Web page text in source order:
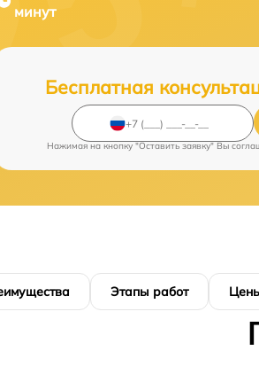
минут
Бесплатная
Нажимая на кнопку "Оставить заявку" Вы
Этапы работ